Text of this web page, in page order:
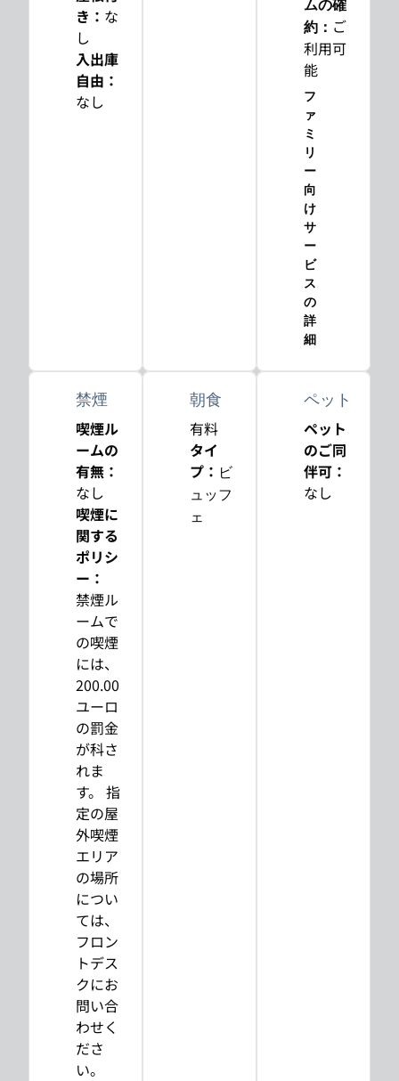
き ： な
し
入出庫
自由 ：
なし
ムの確
約 ： ご
利用可
能
フ
ァ
ミ
リ
ー
向
け
サ
ー
ビ
ス
の
詳
細
禁煙
喫煙ル
ームの
有無：
なし
喫煙に
関する
ポリシ
ー：
禁煙ル
ームで
の喫煙
には、
200.00
ユーロ
の罰金
が科さ
れま
す。 指
定の屋
外喫煙
エリア
の場所
につい
ては、
フロン
トデス
クにお
問い合
わせく
ださ
い。
朝食
有料
タイ
プ： ビ
ュッフ
ェ
ペット
ペット
のご同
伴可：
なし